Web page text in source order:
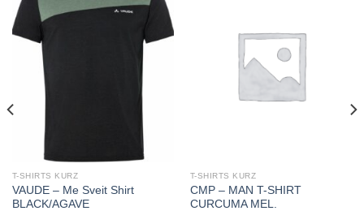
Add to
T-SHIRTS KURZ
VAUDE – Me Sveit Shirt
BLACK/AGAVE
T-SHIRTS KURZ
CMP – MAN T-SHIRT
CURCUMA MEL.